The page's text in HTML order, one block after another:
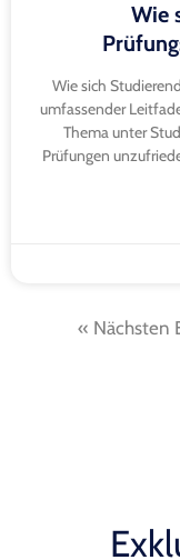
Wie
Wie sich
umfassender
Thema unter
Prüfungen
« Nächsten